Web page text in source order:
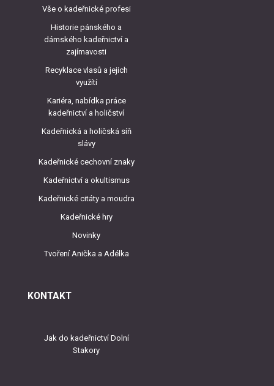
Vše o kadeřnické profesi
Historie pánského a
dámského kadeřnictví a
zajímavosti
Recyklace vlasů a jejich
využítí
Kariéra, nabídka práce
kadeřnictví a holičství
Kadeřnická a holičská síň
slávy
Kadeřnické cechovní znaky
Kadeřnictví a okultismus
Kadeřnické citáty a moudra
Kadeřnické hry
Novinky
Tvoření Anička a Adélka
KONTAKT
Jak do kadeřnictví Dolní
Stakory